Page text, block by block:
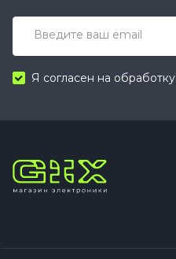
Я согласен на обработку